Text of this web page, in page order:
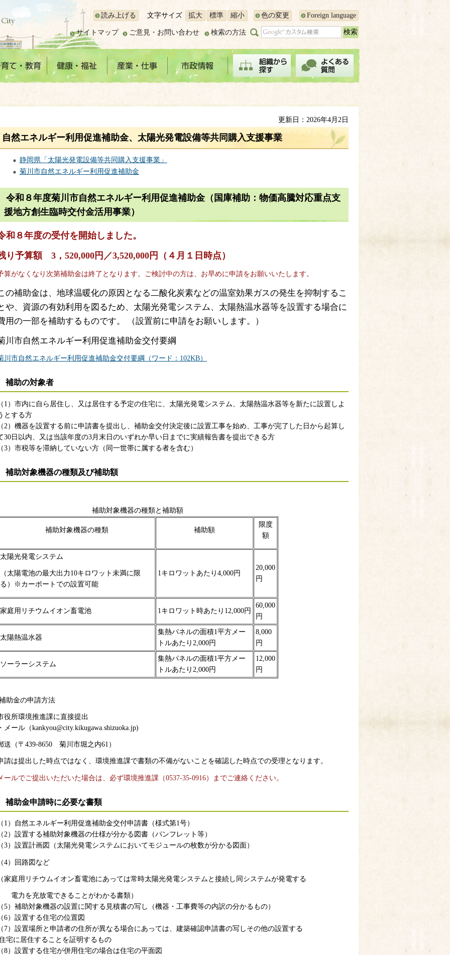
読み上げる 文字サイズ 拡大 標準 縮小 色の変更 Foreign language
サイトマップ ご意見・お問い合わせ 検索の方法
更新日：2026年4月2日
自然エネルギー利用促進補助金、太陽光発電設備等共同購入支援事業
静岡県「太陽光発電設備等共同購入支援事業」
菊川市自然エネルギー利用促進補助金
令和８年度菊川市自然エネルギー利用促進補助金（国庫補助：物価高騰対応重点支
援地方創生臨時交付金活用事業）
和８年度の受付を開始しました。
り予算額 3，520,000円／3,520,000円（４月１日時点）
算がなくなり次第補助金は終了となります。ご検討中の方は、お早めに申請をお願いいたします。
の補助金は、地球温暖化の原因となる二酸化炭素などの温室効果ガスの発生を抑制するこ
や、資源の有効利用を図るため、太陽光発電システム、太陽熱温水器等を設置する場合に
用の一部を補助するものです。 （設置前に申請をお願いします。）
川市自然エネルギー利用促進補助金交付要綱
川市自然エネルギー利用促進補助金交付要綱（ワード：102KB）
補助の対象者
1）市内に自ら居住し、又は居住する予定の住宅に、太陽光発電システム、太陽熱温水器等を新たに設置しよ
とする方
2）機器を設置する前に申請書を提出し、補助金交付決定後に設置工事を始め、工事が完了した日から起算し
30日以内、又は当該年度の3月末日のいずれか早い日までに実績報告書を提出できる方
3）市税等を滞納していない方（同一世帯に属する者を含む）
補助対象機器の種類及び補助額
補助対象機器の種類と補助額
補助対象機器の種類 補助額
限度
額
太陽光発電システム
（太陽電池の最大出力10キロワット未満に限
る）※カーポートでの設置可能
1キロワットあたり4,000円
20,000
円
家庭用リチウムイオン畜電池 1キロワット時あたり12,000円
60,000
円
太陽熱温水器
集熱パネルの面積1平方メー
トルあたり2,000円
8,000
円
ソーラーシステム
集熱パネルの面積1平方メー
トルあたり2,000円
12,000
円
助金の申請方法
役所環境推進課に直接提出
メール（kankyou@city.kikugawa.shizuoka.jp)
送（〒439-8650 菊川市堀之内61）
請は提出した時点ではなく、環境推進課で書類の不備がないことを確認した時点での受理となります。
ールでご提出いただいた場合は、必ず環境推進課（0537-35-0916）までご連絡ください。
補助金申請時に必要な書類
1）自然エネルギー利用促進補助金交付申請書（様式第1号）
2）設置する補助対象機器の仕様が分かる図書（パンフレット等）
3）設置計画図（太陽光発電システムにおいてモジュールの枚数が分かる図面）
4）回路図など
家庭用リチウムイオン畜電池にあっては常時太陽光発電システムと接続し同システムが発電する
電力を充放電できることがわかる書類）
5）補助対象機器の設置に関する見積書の写し（機器・工事費等の内訳の分かるもの）
6）設置する住宅の位置図
7）設置場所と申請者の住所が異なる場合にあっては、建築確認申請書の写しその他の設置する
宅に居住することを証明するもの
8）設置する住宅が併用住宅の場合は住宅の平面図